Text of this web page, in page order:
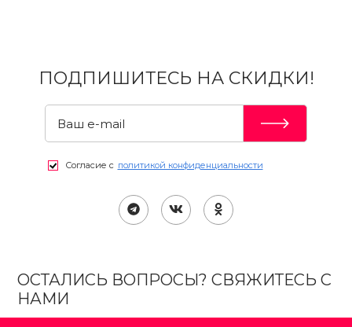
ПОДПИШИТЕСЬ НА СКИДКИ!
Согласие с политикой конфиденциальности
ОСТАЛИСЬ ВОПРОСЫ? СВЯЖИТЕСЬ С
НАМИ